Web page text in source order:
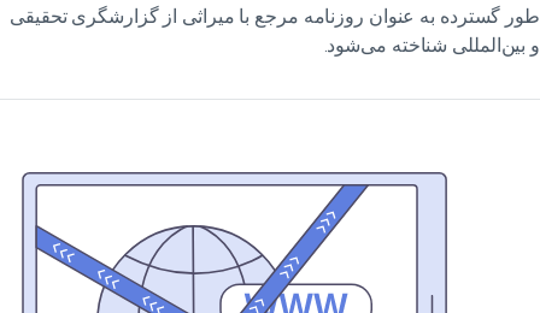
گسترده به عنوان روزنامه مرجع با میراثی از گزارشگری تحقیقی
شناخته می‌شود.